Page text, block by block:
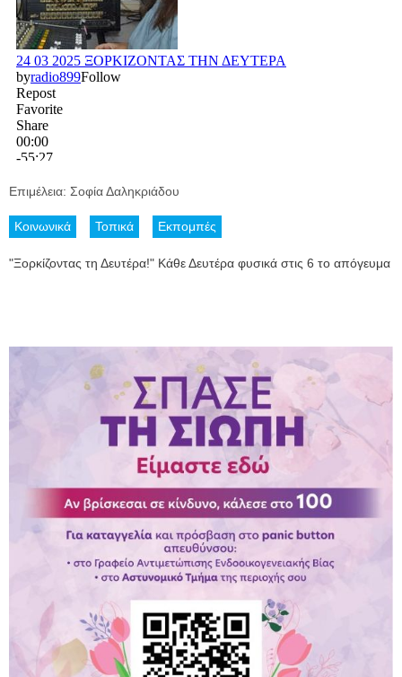
Επιμέλεια: Σοφία Δαληκριάδου
Κοινωνικά Τοπικά Εκπομπές
"Ξορκίζοντας τη Δευτέρα!" Κάθε Δευτέρα φυσικά στις 6 το απόγευμα